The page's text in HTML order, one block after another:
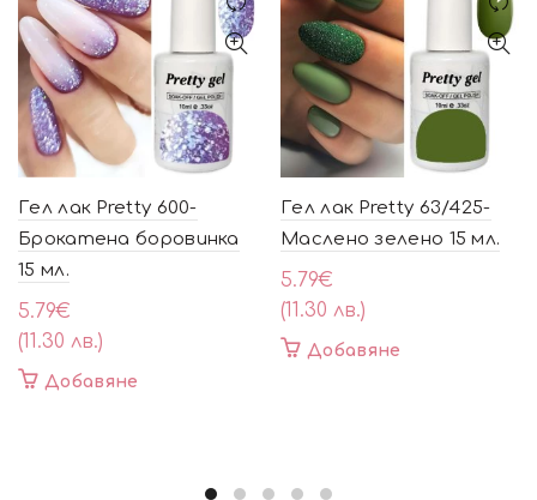
Гел лак Pretty 600-
Брокатена боровинка
15 мл.
5.79€
(11.30 лв.)
Добавяне
Гел лак Pretty 63/425-
Маслено зелено 15 мл.
5.79€
(11.30 лв.)
Добавяне